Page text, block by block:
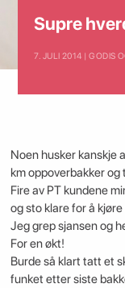
Supre
7. JULI 2014 | GODIS
Noen husker kanskje
km oppoverbakker og
Fire av PT kundene
og sto klare for å
Jeg grep sjansen og
For en økt!
Burde så klart tatt et
funket etter siste